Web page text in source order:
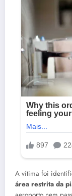
A vítima foi
área restrita da